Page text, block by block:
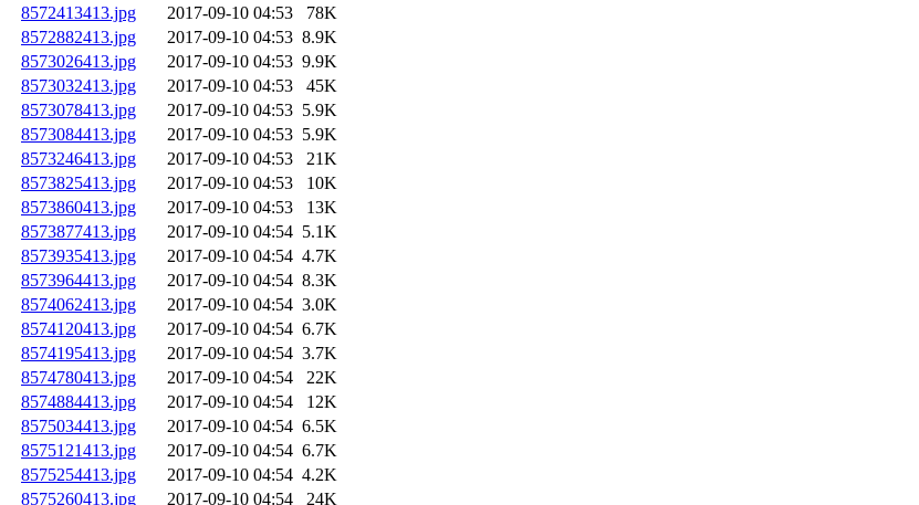
8572413413.jpg
2017-09-10 04:53
78K
8572882413.jpg
2017-09-10 04:53 8.9K
8573026413.jpg
2017-09-10 04:53 9.9K
8573032413.jpg
2017-09-10 04:53
45K
8573078413.jpg
2017-09-10 04:53 5.9K
8573084413.jpg
2017-09-10 04:53 5.9K
8573246413.jpg
2017-09-10 04:53
21K
8573825413.jpg
2017-09-10 04:53
10K
8573860413.jpg
2017-09-10 04:53
13K
8573877413.jpg
2017-09-10 04:54 5.1K
8573935413.jpg
2017-09-10 04:54 4.7K
8573964413.jpg
2017-09-10 04:54 8.3K
8574062413.jpg
2017-09-10 04:54 3.0K
8574120413.jpg
2017-09-10 04:54 6.7K
8574195413.jpg
2017-09-10 04:54 3.7K
8574780413.jpg
2017-09-10 04:54
22K
8574884413.jpg
2017-09-10 04:54
12K
8575034413.jpg
2017-09-10 04:54 6.5K
8575121413.jpg
2017-09-10 04:54 6.7K
8575254413.jpg
2017-09-10 04:54 4.2K
8575260413.jpg
2017-09-10 04:54
24K